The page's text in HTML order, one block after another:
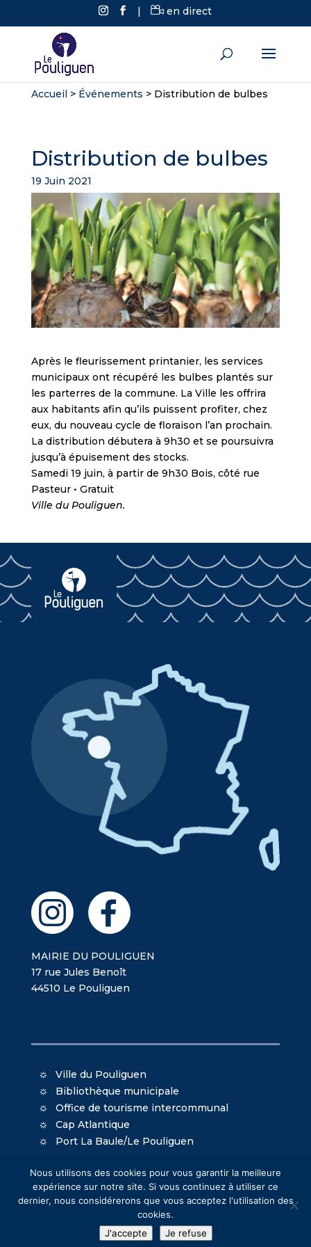
| en direct
Accueil> Événements > Distribution de bulbes
Distribution de bulbes
19 Juin 2021
Après le fleurissement printanier, les services
municipaux ont récupéré les bulbes plantés sur
les parterres de la commune. La Ville les offrira
aux habitants afin qu’ils puissent profiter, chez
eux, du nouveau cycle de floraison l’an prochain.
La distribution débutera à 9h30 et se poursuivra
jusqu’à épuisement des stocks.
Samedi 19 juin, à partir de 9h30 Bois, côté rue
Pasteur • Gratuit
Ville du Pouliguen.
MAIRIE DU POULIGUEN
17 rue Jules Benoît
44510 Le Pouliguen
Ville du Pouliguen
Bibliothèque municipale
Office de tourisme intercommunal
Cap Atlantique
Port La Baule/Le Pouliguen
© Mairie du Pouliguen - Création
MacKenzie-Mentions légales
Nous utilisons des cookies pour vous garantir la meilleure
expérience sur notre site. Si vous continuez à utiliser ce
dernier, nous considérerons que vous acceptez l'utilisation des
cookies.
J'accepte
Je refuse